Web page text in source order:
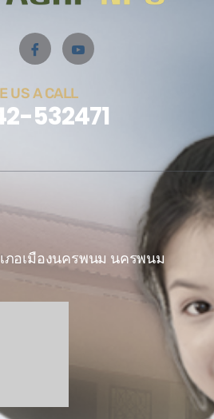
US A CALL
532471
ภอเมืองนครพนม นครพนม